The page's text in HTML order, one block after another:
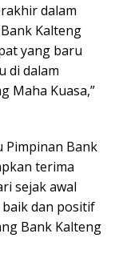
dalam
Kalteng
yang baru
di dalam
Maha Kuasa,”
Pimpinan Bank
terima
sejak awal
dan positif
Bank Kalteng